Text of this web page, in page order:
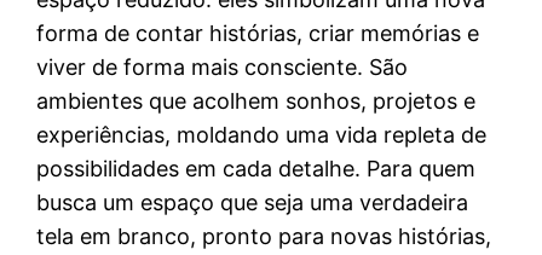
forma de contar histórias, criar memórias e
viver de forma mais consciente. São
ambientes que acolhem sonhos, projetos e
experiências, moldando uma vida repleta de
possibilidades em cada detalhe. Para quem
busca um espaço que seja uma verdadeira
tela em branco, pronto para novas histórias,